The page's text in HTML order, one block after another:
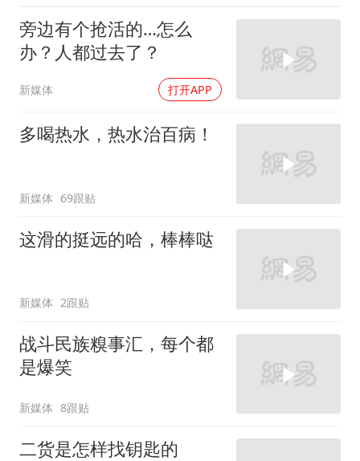
旁边有个抢活的…怎么
办？人都过去了？
新媒体 打开APP
多喝热水，热水治百病！
新媒体 69跟贴
这滑的挺远的哈，棒棒哒
新媒体 2跟贴
战斗民族糗事汇，每个都
是爆笑
新媒体 8跟贴
二货是怎样找钥匙的